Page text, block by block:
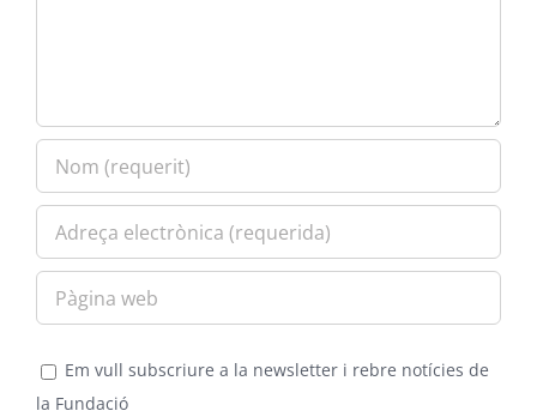
Em vull subscriure a la newsletter i rebre notícies de
la Fundació